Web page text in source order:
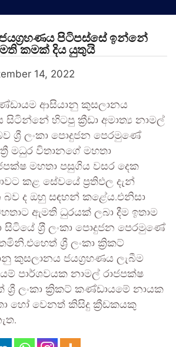
පිටිපස්සේ ඉන්නේ
කමක් දිය යුතුයි
14, 2022
ආසියානු කුසලානය
සිටින්නේ හිටපු ක්‍රීඩා අමාත්‍ය නාමල්
ශ්‍රී ලංකා පොදුජන පෙරමුණේ
මධුර විතානගේ මහතා
මහතා පසුගිය වසර දෙක
කළ සේවයේ ප්‍රතිඵල දැන්
ද ඔහු සඳහන් කළේය.එනිසා
ඇමති ධුරයක් ලබා දීම ඉතාම
සිටියේ ශ‍්‍රී ලංකා පොදුජන පෙරමුණේ
ශ්‍රී ලංකා ක්‍රිකට්
කුසලානය ජයග්‍රහණය ලැබීම
පාර්ශවයක නාමල් රාජපක්ෂ
ලංකා ක්‍රිකට් කණ්ඩායමේ නායක
හෝ වෙනත් කිසිදු ක්‍රීඩකයකු